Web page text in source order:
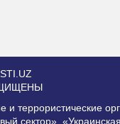
и террористические
сектор»,